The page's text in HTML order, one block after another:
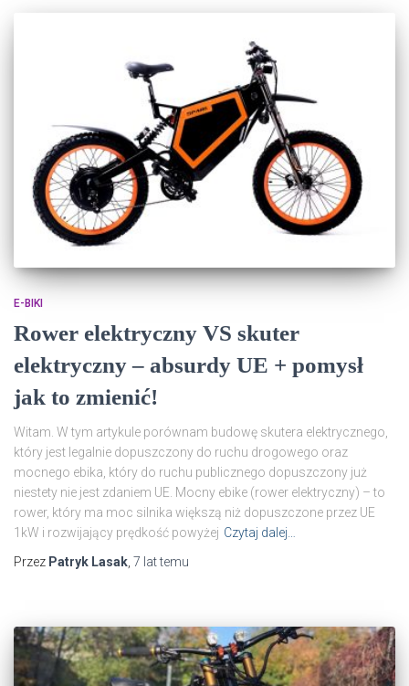
E-BIKI
Rower elektryczny VS skuter
elektryczny – absurdy UE + pomysł
jak to zmienić!
Witam. W tym artykule porównam budowę skutera elektrycznego,
który jest legalnie dopuszczony do ruchu drogowego oraz
mocnego ebika, który do ruchu publicznego dopuszczony już
niestety nie jest zdaniem UE. Mocny ebike (rower elektryczny) – to
rower, który ma moc silnika większą niż dopuszczone przez UE
1kW i rozwijający prędkość powyżej Czytaj dalej…
Przez Patryk Lasak 7 lattemu